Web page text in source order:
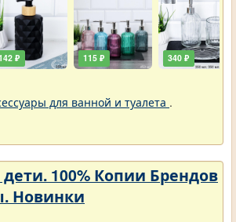
₽ 115 ₽ 340 ₽
для ванной и туалета .
100% Копии Брендов
Новинки